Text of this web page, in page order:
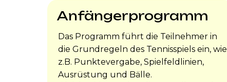
Anfängerprogramm
Das Programm führt die Teilnehmer in
die Grundregeln des Tennisspiels ein, wie
z.B. Punktevergabe, Spielfeldlinien,
Ausrüstung und Bälle.